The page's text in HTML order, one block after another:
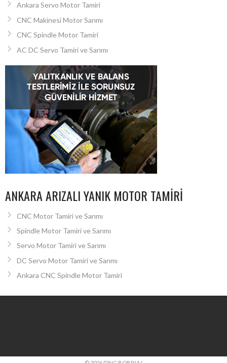
Ankara Servo Motor Tamiri
CNC Makinesi Motor Sarımı
CNC Spindle Motor Tamiri
AC DC Servo Tamiri ve Sarımı
ANKARA ARIZALI YANIK MOTOR TAMIRI
CNC Motor Tamiri ve Sarımı
Spindle Motor Tamiri ve Sarımı
Servo Motor Tamiri ve Sarımı
DC Servo Motor Tamiri ve Sarımı
Ankara CNC Spindle Motor Tamiri